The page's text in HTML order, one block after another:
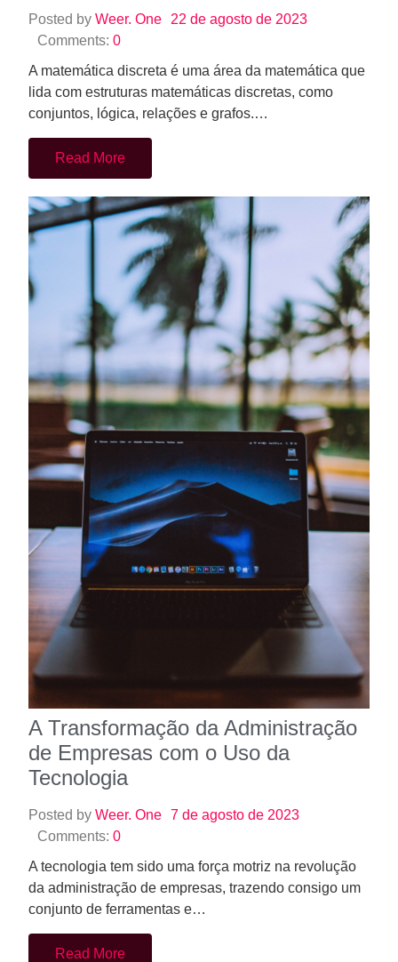
Posted by Weer. One
22 de agosto de 2023
Comments: 0
A matemática discreta é uma área da matemática que
lida com estruturas matemáticas discretas, como
conjuntos, lógica, relações e grafos.…
Read More
A Transformação da Administração
de Empresas com o Uso da
Tecnologia
Posted by Weer. One 7 de agosto de 2023
Comments: 0
A tecnologia tem sido uma força motriz na revolução
da administração de empresas, trazendo consigo um
conjunto de ferramentas e…
Read More